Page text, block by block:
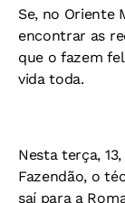
Se, no Oriente
encontrar as
que o fazem
vida toda.
Nesta terça,
Fazendão, o
saí para a